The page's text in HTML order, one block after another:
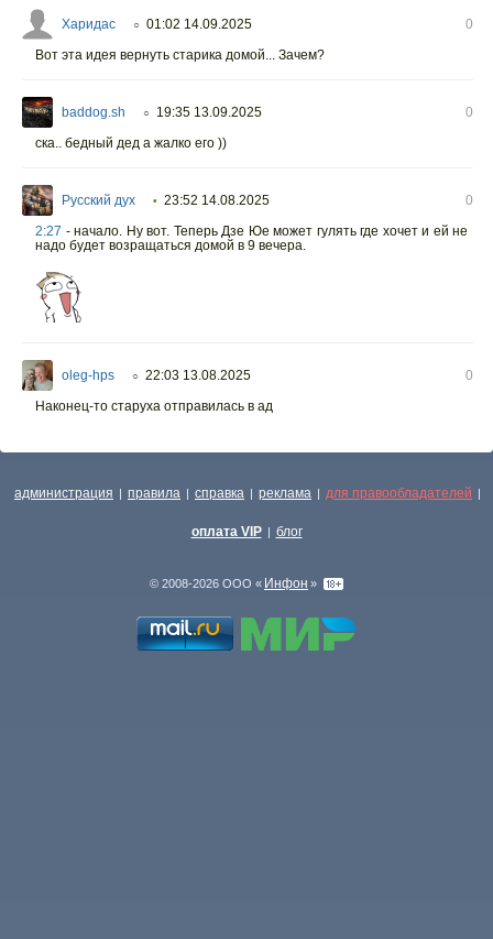
Харидас ○ 01:02 14.09.2025
0
Вот эта идея вернуть старика домой... Зачем?
baddog.sh ○ 19:35 13.09.2025
0
ска.. бедный дед а жалко его ))
Русский дух • 23:52 14.08.2025
0
2:27 - начало. Ну вот. Теперь Дзе Юе может гулять где хочет и ей не
надо будет возращаться домой в 9 вечера.
oleg-hps ○ 22:03 13.08.2025
0
Наконец-то старуха отправилась в ад
администрация | правила | справка | реклама | для правообладателей |
оплата VIP | блог
© 2008-2026 ООО « Инфон »